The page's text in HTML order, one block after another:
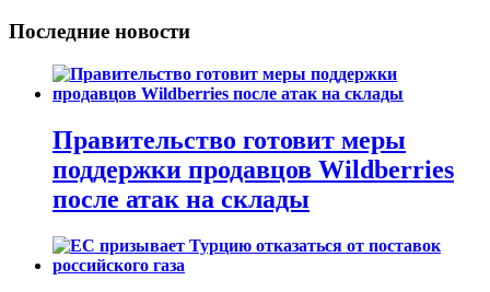
Последние новости
Правительство готовит меры
поддержки продавцов Wildberries
после атак на склады